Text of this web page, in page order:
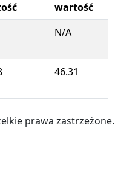
wartość
N/A
46.31
prawa zastrzeżone.